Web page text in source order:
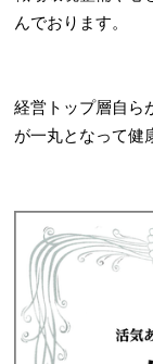
んでおります。
経営トップ層自ら
が一丸となって健